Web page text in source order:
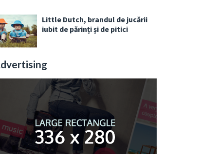
Little Dutch, brandul de jucării
iubit de părinți și de pitici